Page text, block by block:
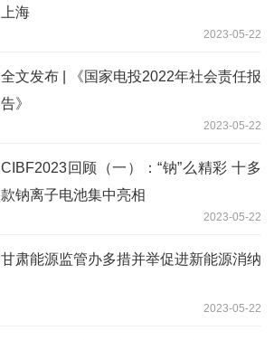
上海
2023-05-22
全文发布 | 《国家电投2022年社会责任报
告》
2023-05-22
CIBF2023回顾（一）：“钠”么精彩 十多
款钠离子电池集中亮相
2023-05-22
甘肃能源监管办多措并举促进新能源消纳
2023-05-22